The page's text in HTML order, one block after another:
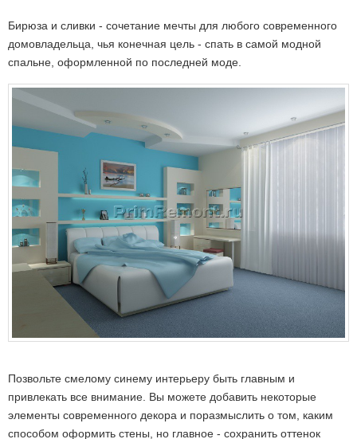
Бирюза и сливки - сочетание мечты для любого современного
домовладельца, чья конечная цель - спать в самой модной
спальне, оформленной по последней моде.
Позвольте смелому синему интерьеру быть главным и
привлекать все внимание. Вы можете добавить некоторые
элементы современного декора и поразмыслить о том, каким
способом оформить стены, но главное - сохранить оттенок